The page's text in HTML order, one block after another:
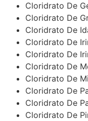
Cloridrato De
Cloridrato De
Cloridrato De
Cloridrato De
Cloridrato De
Cloridrato De
Cloridrato De
Cloridrato De
Cloridrato De
Cloridrato De